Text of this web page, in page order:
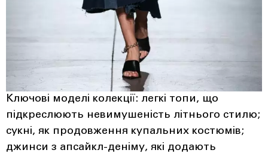
Ключові моделі колекції: легкі топи, що
підкреслюють невимушеність літнього стилю;
сукні, як продовження купальних костюмів;
джинси з апсайкл-деніму, які додають